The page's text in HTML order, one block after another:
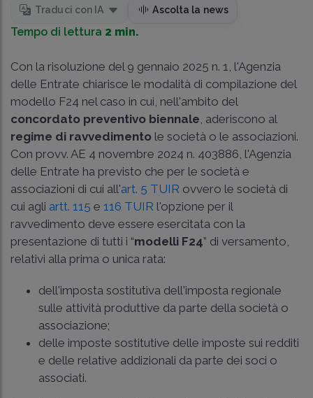
Traduci con IA Ascolta la news
Tempo di lettura 2 min.
Con la risoluzione del 9 gennaio 2025 n. 1, l'Agenzia
delle Entrate chiarisce le modalità di compilazione del
modello F24 nel caso in cui, nell'ambito del
concordato preventivo biennale , aderiscono al
regime di ravvedimento le società o le associazioni.
Con provv. AE 4 novembre 2024 n. 403886, l'Agenzia
delle Entrate ha previsto che per le società e
associazioni di cui all'art. 5 TUIR ovvero le società di
cui agli artt. 115 e 116 TUIR l'opzione per il
ravvedimento deve essere esercitata con la
presentazione di tutti i “modelli F24” di versamento,
relativi alla prima o unica rata:
dell'imposta sostitutiva dell'imposta regionale
sulle attività produttive da parte della società o
associazione;
delle imposte sostitutive delle imposte sui redditi
e delle relative addizionali da parte dei soci o
associati.